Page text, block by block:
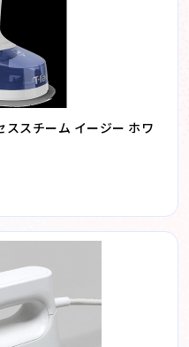
スチーム イージー ホワ